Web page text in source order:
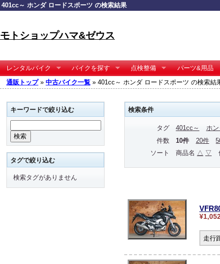
401cc～ ホンダ ロードスポーツ の検索結果
モトショップハマ&ゼウス
レンタルバイク バイクを探す 点検整備
パーツ&用品
通販トップ» 中古バイク一覧 » 401cc～ ホンダ ロードスポーツ の検索結
検索条件
タグ 401cc～
ホ
件数
10件 20件
ソート
商品名 △ ▽
走行
キーワードで絞り込む
タグで絞り込む
検索タグがありません